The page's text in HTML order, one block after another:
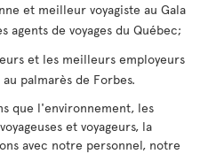
et meilleur voyagiste au Gala
agents de voyages du Québec;
et les meilleurs employeurs
palmarès de Forbes.
que l'environnement, les
et voyageurs, la
avec notre personnel, notre